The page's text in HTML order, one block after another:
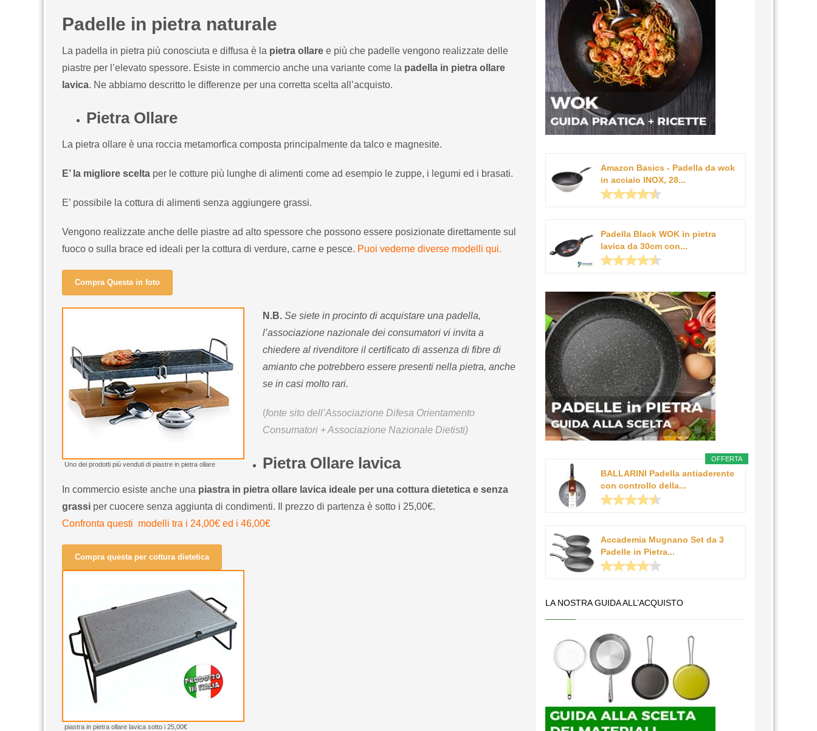
Padelle in pietra naturale
La padella in pietra più conosciuta e diffusa è la pietra ollare e più che padelle vengono realizzate delle
piastre per l’elevato spessore. Esiste in commercio anche una variante come la padella in pietra ollare
lavica. Ne abbiamo descritto le differenze per una corretta scelta all’acquisto.
Pietra Ollare
La pietra ollare è una roccia metamorfica composta principalmente da talco e magnesite.
E’ la migliore scelta per le cotture più lunghe di alimenti come ad esempio le zuppe, i legumi ed i brasati.
E’ possibile la cottura di alimenti senza aggiungere grassi.
Vengono realizzate anche delle piastre ad alto spessore che possono essere posizionate direttamente sul
fuoco o sulla brace ed ideali per la cottura di verdure, carne e pesce. Puoi vederne diverse modelli qui.
Compra Questa in foto
Uno dei prodotti più venduti di piastre in pietra ollare
N.B. Se siete in procinto di acquistare una padella,
l’associazione nazionale dei consumatori vi invita a
chiedere al rivenditore il certificato di assenza di fibre di
amianto che potrebbero essere presenti nella pietra, anche
se in casi molto rari.
(fonte sito dell’Associazione Difesa Orientamento
Consumatori + Associazione Nazionale Dietisti)
Pietra Ollare lavica
In commercio esiste anche una piastra in pietra ollare lavica ideale per una cottura dietetica e senza
grassi per cuocere senza aggiunta di condimenti. Il prezzo di partenza è sotto i 25,00€.
Confronta questi modelli tra i 24,00€ ed i 46,00€
Compra questa per cottura dietetica
piastra in pietra ollare lavica sotto i 25,00€
Amazon Basics - Padella da wok
in acciaio INOX, 28...
Padella Black WOK in pietra
lavica da 30cm con...
OFFERTA
BALLARINI Padella antiaderente
con controllo della...
Accademia Mugnano Set da 3
Padelle in Pietra...
LA NOSTRA GUIDA ALL’ACQUISTO